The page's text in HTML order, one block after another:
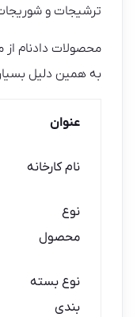
ترشیجات و
محصولات دادنام
به همین دلیل
عنوان
نام کارخانه
نوع
محصول
نوع بسته
بندی